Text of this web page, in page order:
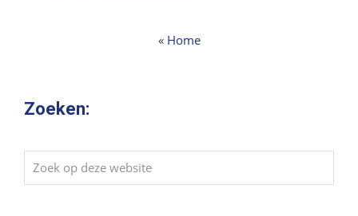
« Home
Zoeken:
Zoek
op